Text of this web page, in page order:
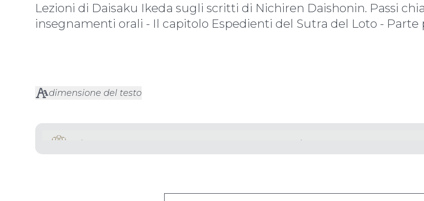
Lezioni di Daisaku Ikeda sugli scritti di Nichiren Daishonin. Passi
insegnamenti orali - Il capitolo Espedienti del Sutra del Loto - Parte
dimensione del testo